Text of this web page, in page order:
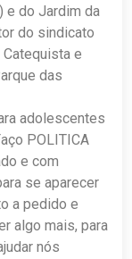
e do Jardim da
do sindicato
e
das
adolescentes
POLITICA
e com
se aparecer
a pedido e
algo mais, para
nós